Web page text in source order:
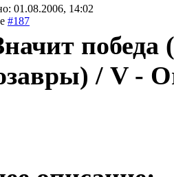
01.08.2006, 14:02
#187
/ V -